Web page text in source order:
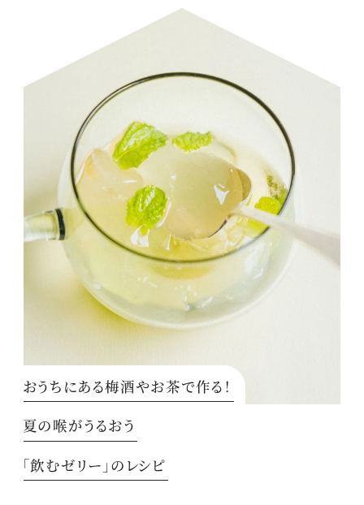
おうちにある梅酒やお茶で作る！
夏の喉がうるおう
「飲むゼリー」のレシピ